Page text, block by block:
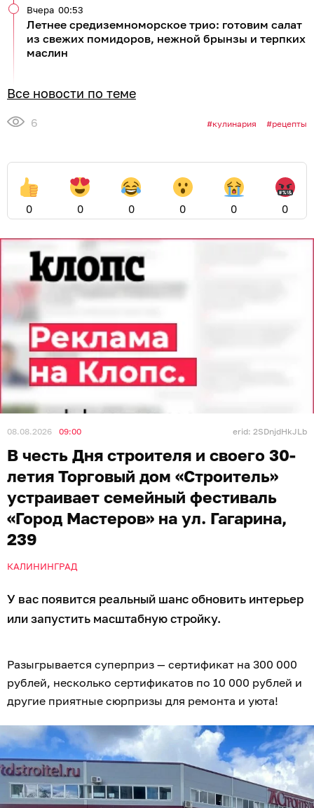
Летнее средиземноморское трио: готовим салат
из свежих помидоров, нежной брынзы и терпких
маслин
Вчера 00:53
Все новости по теме
6 кулинария рецепты
0 0 0 0 0 0
08.08.2026 09:00 erid: 2SDnjdHkJLb
В честь Дня строителя и своего 30-
летия Торговый дом «Строитель»
устраивает семейный фестиваль
«Город Мастеров» на ул. Гагарина,
239
КАЛИНИНГРАД
У вас появится реальный шанс обновить интерьер
или запустить масштабную стройку.
Разыгрывается суперприз — сертификат на 300 000
рублей, несколько сертификатов по 10 000 рублей и
другие приятные сюрпризы для ремонта и уюта!